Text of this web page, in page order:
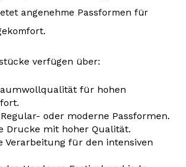
angenehme Passformen für
verfügen über:
für hohen
oder moderne Passformen.
Drucke mit hoher Qualität.
Verarbeitung für den intensiven